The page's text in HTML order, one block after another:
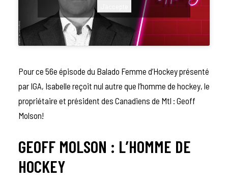
Pour ce 56e épisode du Balado Femme d’Hockeyprésenté
par IGA, Isabelle reçoit nul autre que l’homme de hockey, le
propriétaire et président des Canadiens de Mtl : Geoff
Molson!
GEOFF MOLSON : L’HOMME DE
HOCKEY